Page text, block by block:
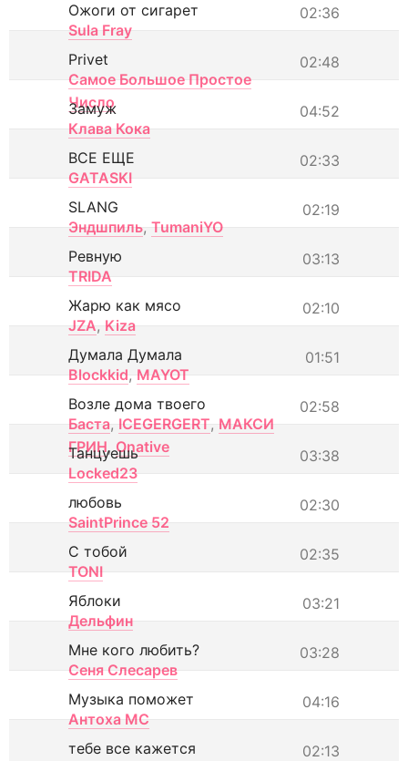
02:36
Ожоги от сигарет
Sula Fray
02:48
Privet
Самое Большое Простое
Число
04:52
Замуж
Клава Кока
02:33
ВСЕ ЕЩЕ
GATASKI
02:19
SLANG
Эндшпиль, TumaniYO
03:13
Ревную
TRIDA
02:10
Жарю как мясо
JZA, Kiza
01:51
Думала Думала
Blockkid, MAYOT
02:58
Возле дома твоего
Баста, ICEGERGERT, МАКСИ
ГРИН, Onative 03:38
Танцуешь
Locked23
02:30
любовь
SaintPrince 52
02:35
С тобой
TONI
03:21
Яблоки
Дельфин
03:28
Мне кого любить?
Сеня Слесарев
04:16
Музыка поможет
Антоха МС
02:13
тебе все кажется